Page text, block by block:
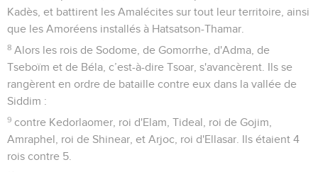
Kadès, et battirent les Amalécites sur tout leur territoire, ainsi
que les Amoréens installés à Hatsatson-Thamar.
8 Alors les rois de Sodome, de Gomorrhe, d'Adma, de
Tseboïm et de Béla, c’est-à-dire Tsoar, s'avancèrent. Ils se
rangèrent en ordre de bataille contre eux dans la vallée de
Siddim :
9 contre Kedorlaomer, roi d'Elam, Tideal, roi de Gojim,
Amraphel, roi de Shinear, et Arjoc, roi d'Ellasar. Ils étaient 4
rois contre 5.